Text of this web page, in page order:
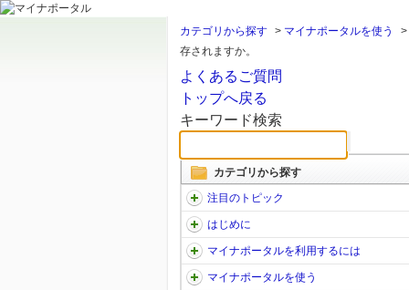
カテゴリから探す > マイナポータルを使う >
存されますか。
よくあるご質問
トップへ戻る
キーワード検索
カテゴリから探す
注目のトピック
はじめに
マイナポータルを利用するには
マイナポータルを使う